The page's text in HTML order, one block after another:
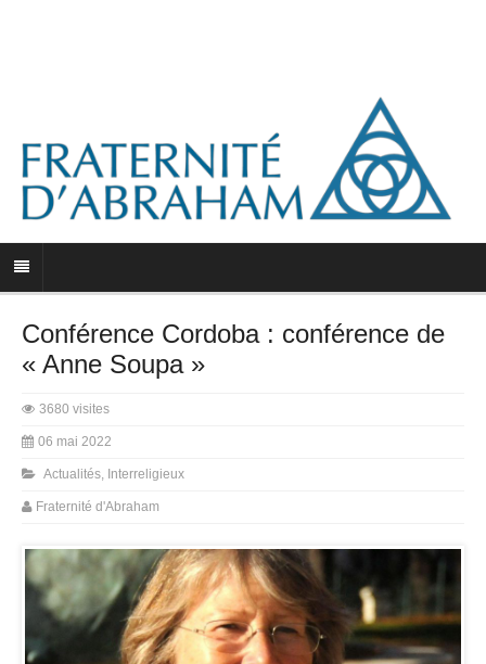
Conférence Cordoba : conférence de
« Anne Soupa »
3680 visites
06 mai 2022
Actualités, Interreligieux
Fraternité d'Abraham